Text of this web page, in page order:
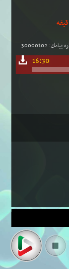
16:30